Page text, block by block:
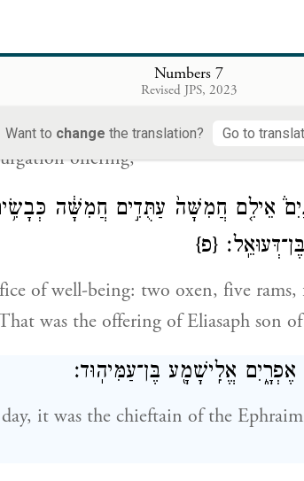
Numbers 7
Revised JPS, 2023
Want to change the translation? Go to
one ram, and one lamb in its
offering;
אֵילִ֤ם חֲמִשָּׁה֙ עַתֻּדִ֣ים חֲמִשָּׁ֔ה
{פ}
of well-being: two oxen, five rams,
was the offering of Eliasaph son
אֱלִֽישָׁמָ֖ע בֶּן־עַמִּיהֽוּד׃
it was the chieftain of the